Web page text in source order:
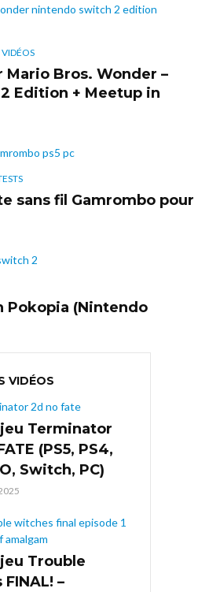
VIDÉOS
Mario Bros. Wonder –
Edition + Meetup in
sans fil Gamrombo pour
Pokopia (Nintendo
VIDÉOS
Terminator
(PS5, PS4,
Switch, PC)
Trouble
–